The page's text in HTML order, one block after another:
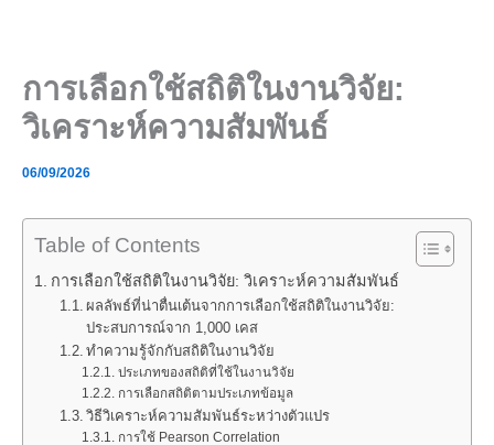
การเลือกใช้สถิติในงานวิจัย:
วิเคราะห์ความสัมพันธ์
06/09/2026
Table of Contents
การเลือกใช้สถิติในงานวิจัย: วิเคราะห์ความสัมพันธ์
ผลลัพธ์ที่น่าตื่นเต้นจากการเลือกใช้สถิติในงานวิจัย:
ประสบการณ์จาก 1,000 เคส
ทำความรู้จักกับสถิติในงานวิจัย
ประเภทของสถิติที่ใช้ในงานวิจัย
การเลือกสถิติตามประเภทข้อมูล
วิธีวิเคราะห์ความสัมพันธ์ระหว่างตัวแปร
การใช้ Pearson Correlation